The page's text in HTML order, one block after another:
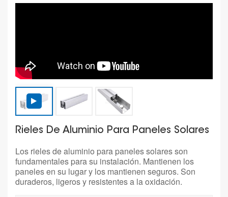
Rieles De Aluminio Para Paneles Solares
Los rieles de aluminio para paneles solares son
fundamentales para su instalación. Mantienen los
paneles en su lugar y los mantienen seguros. Son
duraderos, ligeros y resistentes a la oxidación.